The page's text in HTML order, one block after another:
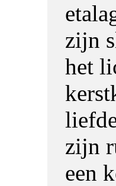
zijn
het
zijn
een